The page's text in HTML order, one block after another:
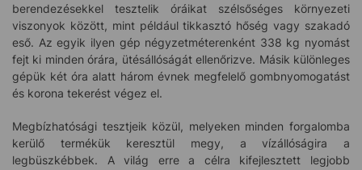
berendezésekkel tesztelik óráikat szélsőséges környezeti
viszonyok között, mint például tikkasztó hőség vagy szakadó
eső. Az egyik ilyen gép négyzetméterenként 338 kg nyomást
fejt ki minden órára, ütésállóságát ellenőrizve. Másik különleges
gépük két óra alatt három évnek megfelelő gombnyomogatást
és korona tekerést végez el.
Megbízhatósági tesztjeik közül, melyeken minden forgalomba
kerülő termékük keresztül megy, a vízállóságira a
legbüszkébbek. A világ erre a célra kifejlesztett legjobb